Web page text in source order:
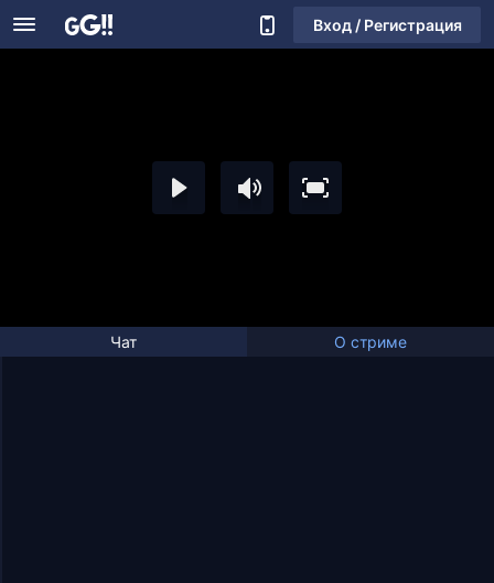
Вход / Регистрация
Чат О стриме